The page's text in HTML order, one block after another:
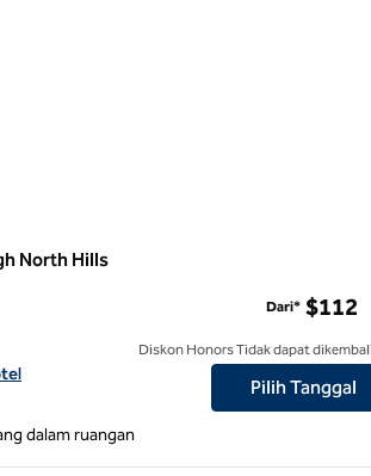
North Hills
untuk Hilton Raleigh North Hills
Dari* $112
Diskon Honors Tidak dapat
Pilih Tanggal
dalam ruangan